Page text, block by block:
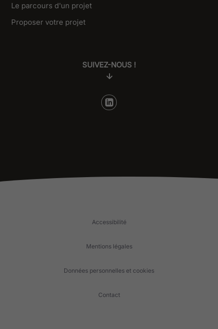
Le parcours d'un projet
Proposer votre projet
SUIVEZ-NOUS !
Accessibilité
Mentions légales
Données personnelles et cookies
Contact